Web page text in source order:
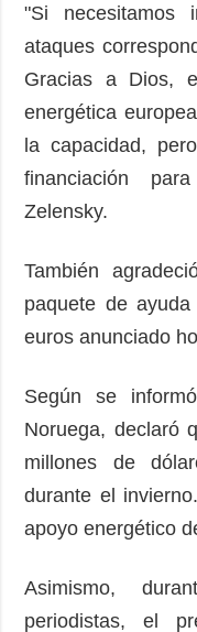
"Si necesitamos
ataques
Gracias a Dios,
energética
la capacidad,
financiación
Zelensky.
También
paquete de
euros anunciado
Según se
Noruega, declaró
millones de
durante el
apoyo energético
Asimismo,
periodistas, el